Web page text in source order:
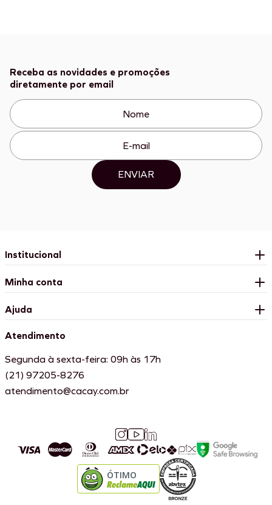
Receba as novidades e promoções
diretamente por email
ENVIAR
Institucional
Minha conta
Ajuda
Atendimento
Segunda à sexta-feira: 09h às 17h
(21) 97205-8276
atendimento@cacay.com.br
ÓTIMO